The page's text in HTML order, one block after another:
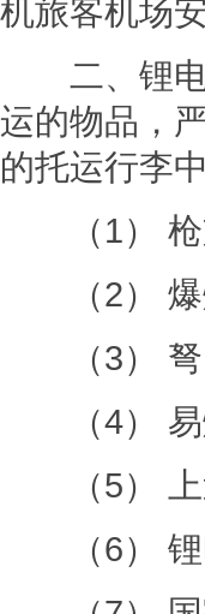
机旅客机场
二、锂电
运的物品，
的托运行李
（1） 枪
（2） 爆
（3） 弩
（4） 易
（5） 上
（6） 锂